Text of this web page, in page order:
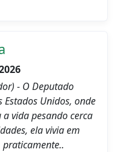
- O Deputado
Unidos, onde
vida pesando cerca
ela vivia em